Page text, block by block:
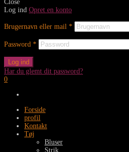
Close
Log ind Opret en konto
Brugernavn eller mail *
Password *
Log ind
Har du glemt dit password?
0
Forside
profil
Kontakt
Tøj
Bluser
Strik